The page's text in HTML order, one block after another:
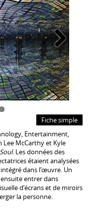
Suivant
Fiche simple
Entertainment,
Lee McCarthy et Kyle
. Les données des
étaient analysées
dans l’œuvre. Un
entrer dans
d’écrans et de miroirs
la personne.